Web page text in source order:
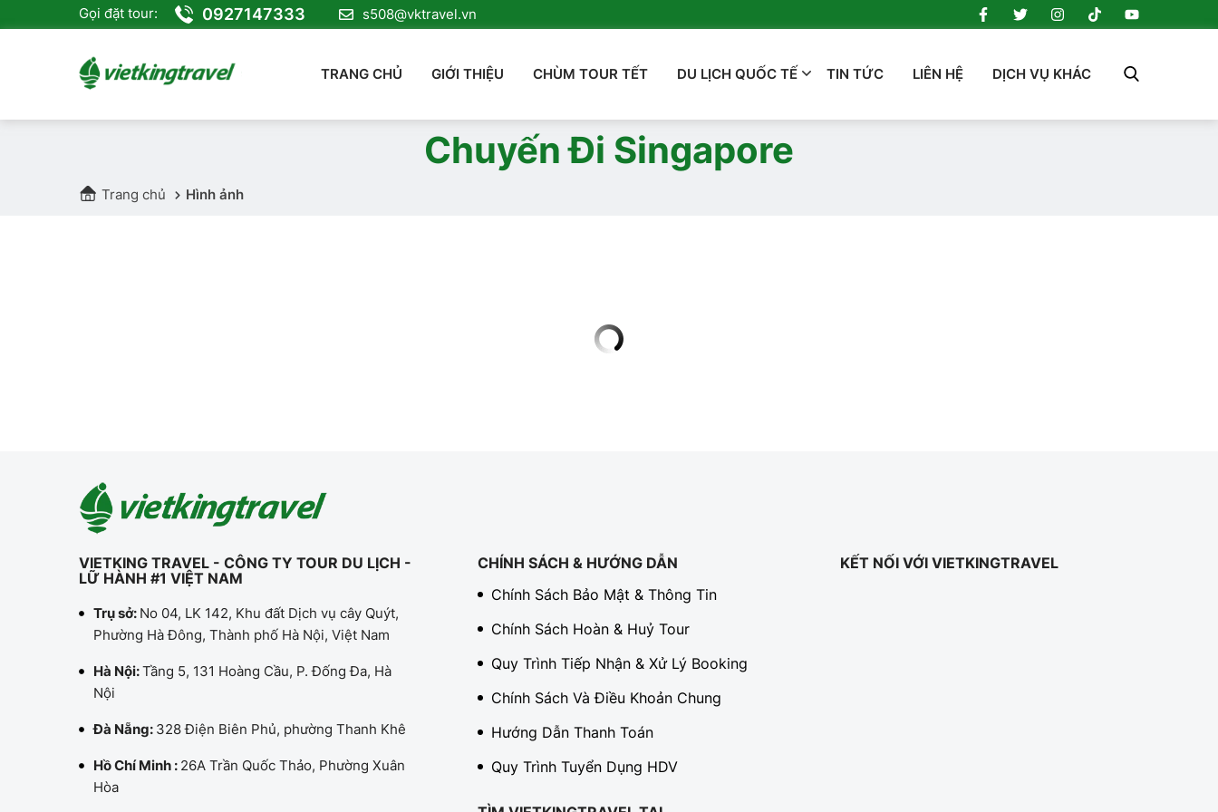
Gọi đặt tour: 0927147333 s508@vktravel.vn
TRANG CHỦ GIỚI THIỆU CHÙM TOUR TẾT DU LỊCH QUỐC TẾ TIN TỨC LIÊN HỆ DỊCH VỤ KHÁC
Chuyến Đi Singapore
Trang chủ Hình ảnh
VIETKING TRAVEL - CÔNG TY TOUR DU LỊCH -
LỮ HÀNH #1 VIỆT NAM
Trụ sở: No 04, LK 142, Khu đất Dịch vụ cây Quýt,
Phường Hà Đông, Thành phố Hà Nội, Việt Nam
Hà Nội:Tầng 5, 131 Hoàng Cầu, P. Đống Đa, Hà
Nội
Đà Nẵng: 328 Điện Biên Phủ, phường Thanh Khê
Hồ Chí Minh : 26A Trần Quốc Thảo, Phường Xuân
Hòa
CHÍNH SÁCH & HƯỚNG DẪN
Chính Sách Bảo Mật & Thông Tin
Chính Sách Hoàn & Huỷ Tour
Quy Trình Tiếp Nhận & Xử Lý Booking
Chính Sách Và Điều Khoản Chung
Hướng Dẫn Thanh Toán
Quy Trình Tuyển Dụng HDV
KẾT NỐI VỚI VIETKINGTRAVEL